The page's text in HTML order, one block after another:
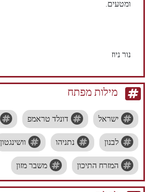
ומטעים.
נור ניוז
מילות מפתח
ישראל דונלד טראמפ
לבנון נתניהו וושינגטון
המזרח התיכון משבר מזון